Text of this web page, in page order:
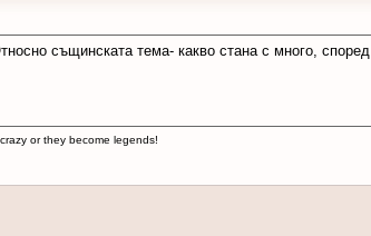
същинската тема- какво стана с много,
or they become legends!